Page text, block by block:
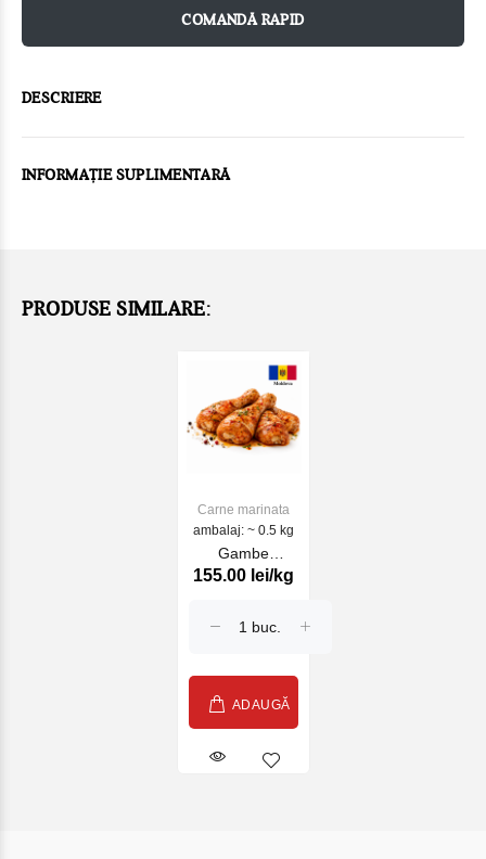
COMANDĂ RAPID
DESCRIERE
INFORMAȚIE SUPLIMENTARĂ
PRODUSE SIMILARE:
Carne marinata
ambalaj: ~ 0.5 kg
Gambe
marinate in sos
155.00 lei/kg
ADAUGĂ